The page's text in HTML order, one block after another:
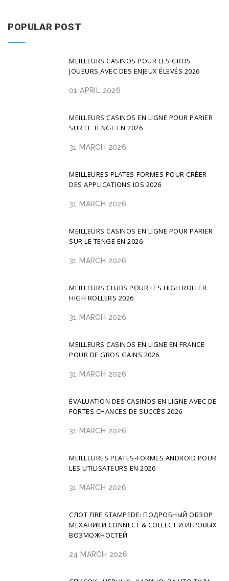
POPULAR POST
MEILLEURS CASINOS POUR LES GROS
JOUEURS AVEC DES ENJEUX ÉLEVÉS 2026
01 APRIL 2026
MEILLEURS CASINOS EN LIGNE POUR PARIER
SUR LE TENGE EN 2026
31 MARCH 2026
MEILLEURES PLATES-FORMES POUR CRÉER
DES APPLICATIONS IOS 2026
31 MARCH 2026
MEILLEURS CASINOS EN LIGNE POUR PARIER
SUR LE TENGE EN 2026
31 MARCH 2026
MEILLEURS CLUBS POUR LES HIGH ROLLER
HIGH ROLLERS 2026
31 MARCH 2026
MEILLEURS CASINOS EN LIGNE EN FRANCE
POUR DE GROS GAINS 2026
31 MARCH 2026
ÉVALUATION DES CASINOS EN LIGNE AVEC DE
FORTES CHANCES DE SUCCÈS 2026
31 MARCH 2026
MEILLEURES PLATES-FORMES ANDROID POUR
LES UTILISATEURS EN 2026
31 MARCH 2026
СЛОТ FIRE STAMPEDE: ПОДРОБНЫЙ ОБЗОР
МЕХАНИКИ CONNECT & COLLECT И ИГРОВЫХ
ВОЗМОЖНОСТЕЙ
24 MARCH 2026